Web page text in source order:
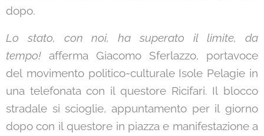
dopo.
Lo stato, con noi, ha superato il limite, da
tempo! afferma Giacomo Sferlazzo, portavoce
del movimento politico-culturale Isole Pelagie in
una telefonata con il questore Ricifari. Il blocco
stradale si scioglie, appuntamento per il giorno
dopo con il questore in piazza e manifestazione a